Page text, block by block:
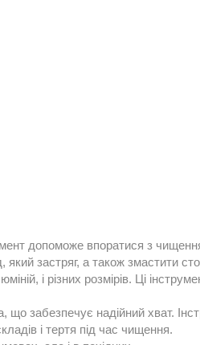
допоможе впоратися з
який застряг, а також змастити
і різних розмірів. Ці
забезпечує надійний хват.
і тертя під час чищення.